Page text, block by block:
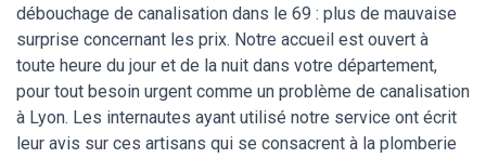
débouchage de canalisation dans le 69 : plus de mauvaise
surprise concernant les prix. Notre accueil est ouvert à
toute heure du jour et de la nuit dans votre département,
pour tout besoin urgent comme un problème de canalisation
à Lyon. Les internautes ayant utilisé notre service ont écrit
leur avis sur ces artisans qui se consacrent à la plomberie